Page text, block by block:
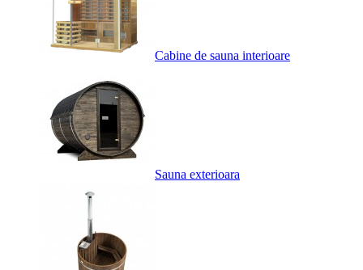
Cabine de sauna interioare
Sauna exterioara